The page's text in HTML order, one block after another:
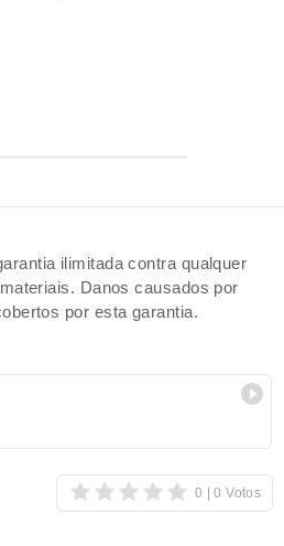
ilimitada contra qualquer
Danos causados por
por esta garantia.